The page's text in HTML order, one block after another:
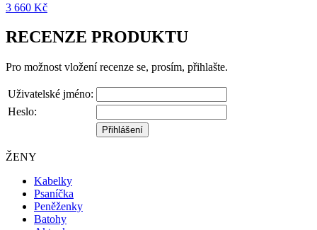
3 660 ‎Kč
RECENZE PRODUKTU
Pro možnost vložení recenze se, prosím, přihlašte.
Uživatelské jméno:
Heslo:
ŽENY
Kabelky
Psaníčka
Peněženky
Batohy